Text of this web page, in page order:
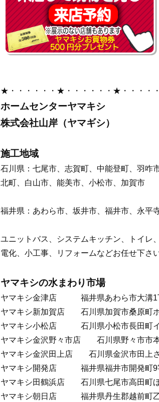
★・・・・・・★・・・・・・★・・・・
ホームセンターヤマキシ
株式会社山岸（ヤマギシ）
施工地域
石川県：七尾市、志賀町、中能登町、羽咋
北町、白山市、能美市、小松市、加賀市
福井県：あわら市、坂井市、福井市、永平
ユニットバス、システムキッチン、トイレ
電化、小工事、リフォームなどお任せ下さい
ヤマキシの水まわり市場
ヤマキシ金津店 福井県あわら市大溝1
ヤマキシ新加賀店 石川県加賀市桑原町
ヤマキシ小松店 石川県小松市長田町
ヤマキシ金沢野々市店 石川県野々市市
ヤマキシ金沢田上店 石川県金沢市田上
ヤマキシ開発店 福井県福井市開発町9
ヤマキシ田鶴浜店 石川県七尾市高田町
ヤマキシ朝日店 福井県丹生郡越前町乙